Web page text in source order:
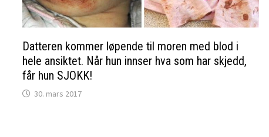
Datteren kommer løpende til moren med blod i
hele ansiktet. Når hun innser hva som har skjedd,
får hun SJOKK!
30. mars 2017